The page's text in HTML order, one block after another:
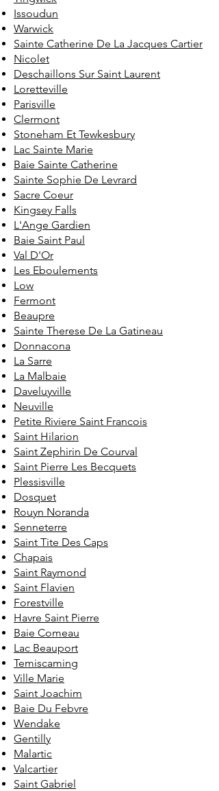
Issoudun
Warwick
Sainte Catherine De La Jacques Cartier
Nicolet
Deschaillons Sur Saint Laurent
Loretteville
Parisville
Clermont
Stoneham Et Tewkesbury
Lac Sainte Marie
Baie Sainte Catherine
Sainte Sophie De Levrard
Sacre Coeur
Kingsey Falls
L'Ange Gardien
Baie Saint Paul
Val D'Or
Les Eboulements
Low
Fermont
Beaupre
Sainte Therese De La Gatineau
Donnacona
La Sarre
La Malbaie
Daveluyville
Neuville
Petite Riviere Saint Francois
Saint Hilarion
Saint Zephirin De Courval
Saint Pierre Les Becquets
Plessisville
Dosquet
Rouyn Noranda
Senneterre
Saint Tite Des Caps
Chapais
Saint Raymond
Saint Flavien
Forestville
Havre Saint Pierre
Baie Comeau
Lac Beauport
Temiscaming
Ville Marie
Saint Joachim
Baie Du Febvre
Wendake
Gentilly
Malartic
Valcartier
Saint Gabriel